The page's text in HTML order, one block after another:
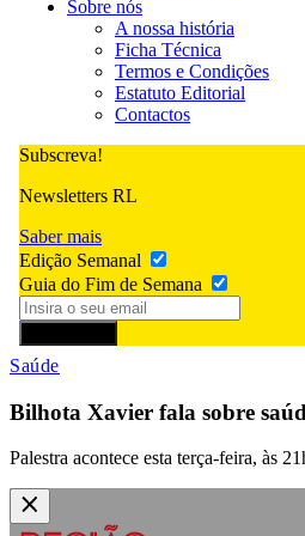
Sobre nós
A nossa história
Ficha Técnica
Termos e Condições
Estatuto Editorial
Contactos
Subscreva!
Newsletters RL
Saber mais
Edição Semanal
Guia do Fim de Semana
Saúde
Bilhota Xavier fala sobre
Palestra acontece esta terça-feira, às